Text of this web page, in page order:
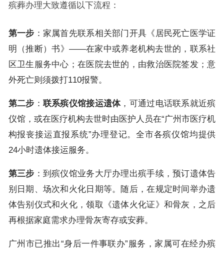
殡葬办理大致遵循以下流程：
第一步 ：家属首先联系相关部门开具《居民死亡医学证
明（推断）书》——在家中或养老机构去世的，联系社
区卫生服务中心；在医院去世的，由救治医院签发；意
外死亡则须拨打110报警。
第二步 ： 联系殡仪馆接运遗体，可通过电话联系就近殡
仪馆，或在医疗机构去世时由医护人员在“广州市医疗机
构报丧接运直报系统”办理登记。全市各殡仪馆均提供
24小时遗体接运服务。
第三步 ：到殡仪馆业务大厅办理出殡手续，预订遗体告
别日期、场次和火化日期等。随后，在规定时间举办遗
体告别仪式和火化，领取《遗体火化证》和骨灰，之后
再根据家庭需求办理骨灰寄存或安葬。
广州市已推出“身后一件事联办”服务，家属可在经办殡